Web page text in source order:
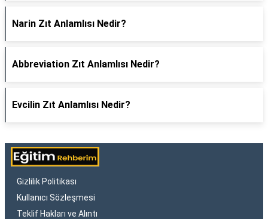
Narin Zıt Anlamlısı Nedir?
Abbreviation Zıt Anlamlısı Nedir?
Evcilin Zıt Anlamlısı Nedir?
Gizlilik Politikası
Kullanıcı Sözleşmesi
Teklif Hakları ve Alıntı